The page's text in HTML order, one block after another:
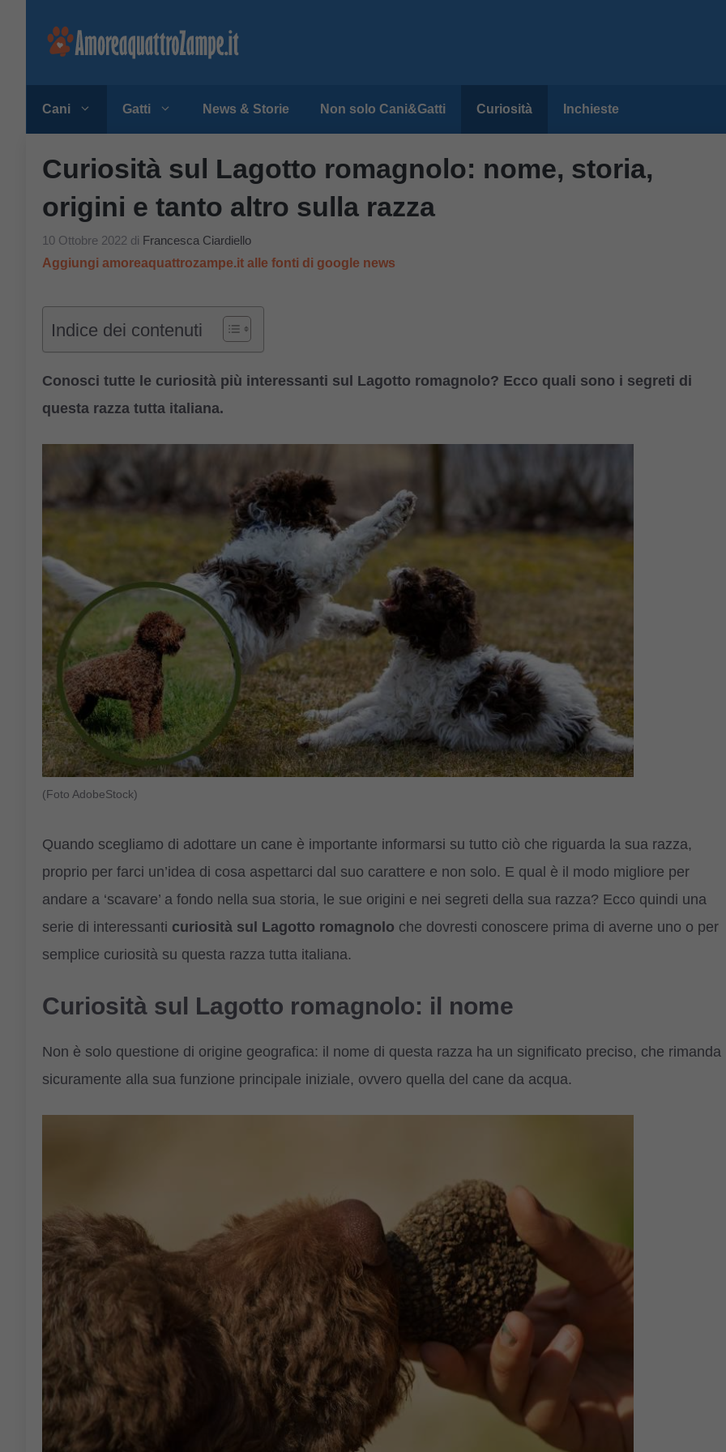
Cani Gatti News & Storie Non solo Cani&Gatti Curiosità Inchieste
Curiosità sul Lagotto romagnolo: nome, storia,
origini e tanto altro sulla razza
10 Ottobre 2022 di Francesca Ciardiello
Aggiungi amoreaquattrozampe.it alle fonti di google news
Indice dei contenuti
Conosci tutte le curiosità più interessanti sul Lagotto romagnolo? Ecco quali sono i segreti di
questa razza tutta italiana.
(Foto AdobeStock)
Quando scegliamo di adottare un cane è importante informarsi su tutto ciò che riguarda la sua razza,
proprio per farci un’idea di cosa aspettarci dal suo carattere e non solo. E qual è il modo migliore per
andare a ‘scavare’ a fondo nella sua storia, le sue origini e nei segreti della sua razza? Ecco quindi una
serie di interessanti curiosità sul Lagotto romagnolo che dovresti conoscere prima di averne uno o per
semplice curiosità su questa razza tutta italiana.
Curiosità sul Lagotto romagnolo: il nome
Non è solo questione di origine geografica: il nome di questa razza ha un significato preciso, che rimanda
sicuramente alla sua funzione principale iniziale, ovvero quella del cane da acqua.